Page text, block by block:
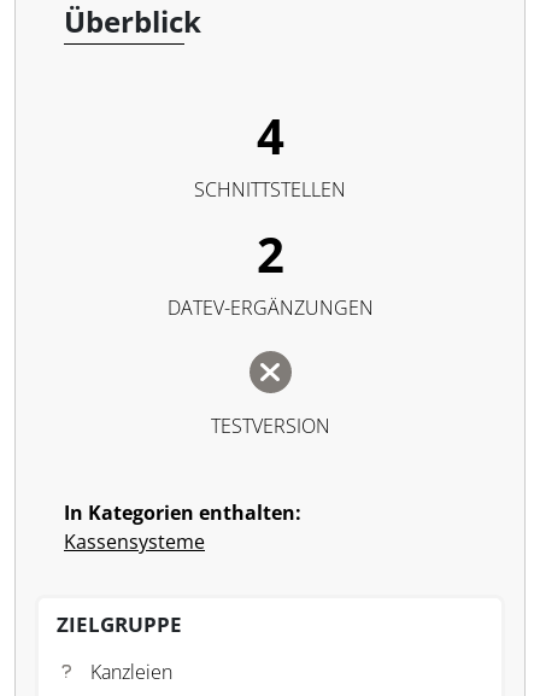
Überblick
4
SCHNITTSTELLEN
2
DATEV-ERGÄNZUNGEN
TESTVERSION
In Kategorien enthalten:
Kassensysteme
ZIELGRUPPE
Kanzleien